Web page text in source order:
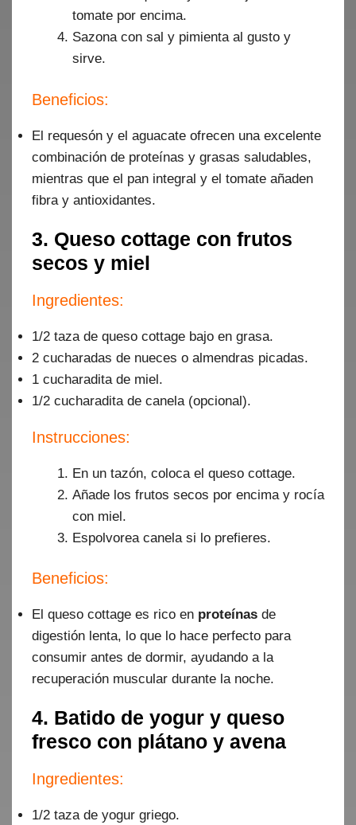
tomate por encima.
Sazona con sal y pimienta al gusto y
sirve.
Beneficios:
El requesón y el aguacate ofrecen una excelente
combinación de proteínas y grasas saludables,
mientras que el pan integral y el tomate añaden
fibra y antioxidantes.
3. Queso cottage con frutos
secos y miel
Ingredientes:
1/2 taza de queso cottage bajo en grasa.
2 cucharadas de nueces o almendras picadas.
1 cucharadita de miel.
1/2 cucharadita de canela (opcional).
Instrucciones:
En un tazón, coloca el queso cottage.
Añade los frutos secos por encima y rocía
con miel.
Espolvorea canela si lo prefieres.
Beneficios:
El queso cottage es rico en proteínas de
digestión lenta, lo que lo hace perfecto para
consumir antes de dormir, ayudando a la
recuperación muscular durante la noche.
4. Batido de yogur y queso
fresco con plátano y avena
Ingredientes:
1/2 taza de yogur griego.